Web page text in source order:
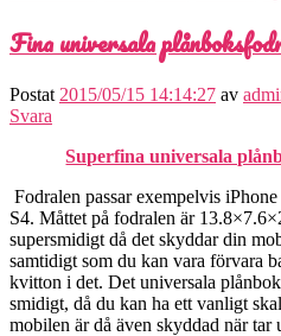
Fina universala
Postat 2015/05/15 14:14:27 av
Svara
Superfina universala
Fodralen passar exempelvis
S4. Måttet på fodralen är
supersmidigt då det skyddar din
samtidigt som du kan vara förvara
kvitton i det. Det universala
smidigt, då du kan ha ett vanligt
mobilen är då även skyddad när tar